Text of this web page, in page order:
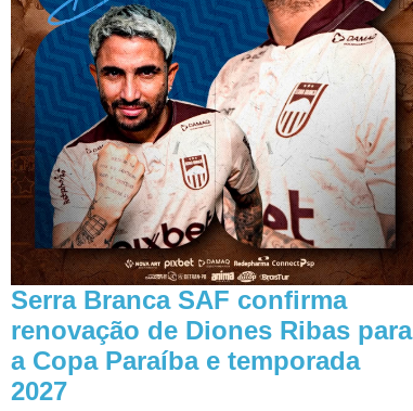
Serra Branca SAF confirma
renovação de Diones Ribas para
a Copa Paraíba e temporada
2027